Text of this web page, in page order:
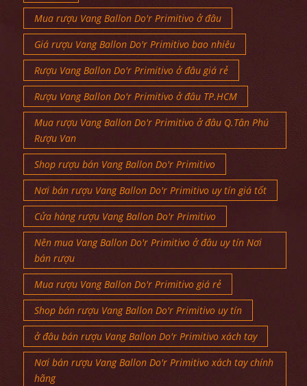
Mua rượu Vang Ballon Do'r Primitivo ở đâu
Giá rượu Vang Ballon Do'r Primitivo bao nhiêu
Rượu Vang Ballon Do'r Primitivo ở đâu giá rẻ
Rượu Vang Ballon Do'r Primitivo ở đâu TP.HCM
Mua rượu Vang Ballon Do'r Primitivo ở đâu Q.Tân Phú
Rượu Van
Shop rượu bán Vang Ballon Do'r Primitivo
Nơi bán rượu Vang Ballon Do'r Primitivo uy tín giá tốt
Cửa hàng rượu Vang Ballon Do'r Primitivo
Nên mua Vang Ballon Do'r Primitivo ở đâu uy tín Nơi
bán rượu
Mua rượu Vang Ballon Do'r Primitivo giá rẻ
Shop bán rượu Vang Ballon Do'r Primitivo uy tín
ở đâu bán rượu Vang Ballon Do'r Primitivo xách tay
Nơi bán rượu Vang Ballon Do'r Primitivo xách tay chính
hãng